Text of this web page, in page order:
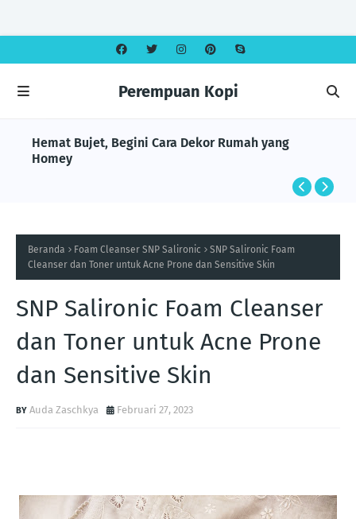
Perempuan Kopi
Hemat Bujet, Begini Cara Dekor Rumah yang
Homey
Beranda Foam Cleanser SNP Salironic
SNP Salironic Foam
Cleanser dan Toner untuk Acne Prone dan Sensitive Skin
SNP Salironic Foam Cleanser
dan Toner untuk Acne Prone
dan Sensitive Skin
Auda Zaschkya Februari 27, 2023